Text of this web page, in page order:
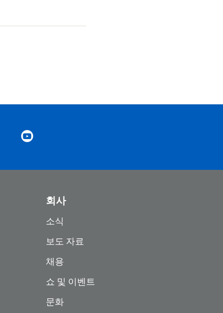
회사
소식
보도 자료
채용
쇼 및 이벤트
문화